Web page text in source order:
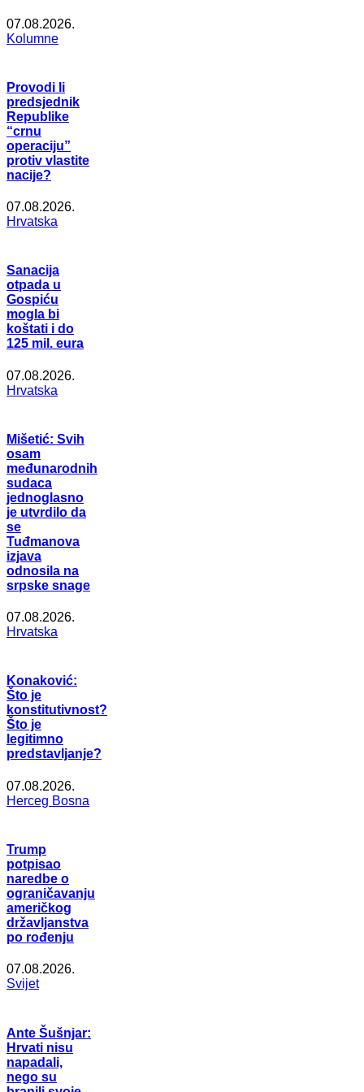
07.08.2026.
Kolumne
Provodi li
predsjednik
Republike
“crnu
operaciju”
protiv vlastite
nacije?
07.08.2026.
Hrvatska
Sanacija
otpada u
Gospiću
mogla bi
koštati i do
125 mil. eura
07.08.2026.
Hrvatska
Mišetić: Svih
osam
međunarodnih
sudaca
jednoglasno
je utvrdilo da
se
Tuđmanova
izjava
odnosila na
srpske snage
07.08.2026.
Hrvatska
Konaković:
Što je
konstitutivnost?
Što je
legitimno
predstavljanje?
07.08.2026.
Herceg Bosna
Trump
potpisao
naredbe o
ograničavanju
američkog
državljanstva
po rođenju
07.08.2026.
Svijet
Ante Šušnjar:
Hrvati nisu
napadali,
nego su